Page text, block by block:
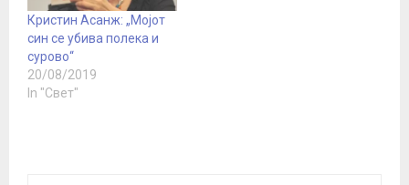
тортура. Лекарите
побараа од Лондон да
престане со
„психолошката тортура
и медицинско
запоставување на
Кристин Асанж: „Мојот
син се убива полека и
сурово“
20/08/2019
In "Свет"